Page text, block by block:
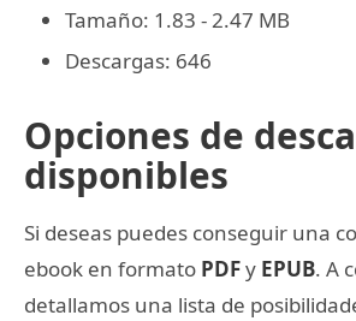
Tamaño: 1.83 - 2.47 MB
Descargas: 646
Opciones de
disponibles
Si deseas puedes conseguir una
ebook en formato PDFy EPUB. A
detallamos una lista de